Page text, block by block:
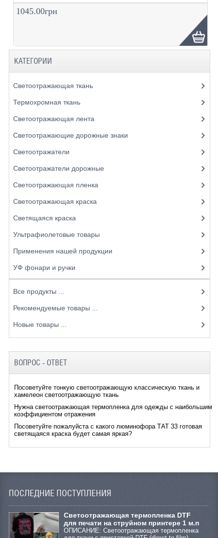
1045.00грн
КАТЕГОРИИ
Светоотражающая ткань
Термохромная ткань
Светоотражающая лента
Светоотражающие дорожные знаки
Светоотражатели
Светоотражатели дорожные
Светоотражающая пленка
Светоотражающая краска
Светящаяся краска
Ультрафиолетовые товары
Применения нашей продукции
УФ фонари и ручки
Все продукты ...
Рекомендуемые товары ...
Новые товары ...
ВОПРОС - ОТВЕТ
Посоветуйте тонкую светоотражающую классическую ткань и
хамелеон светоотражающую ткань
Нужна светоотражающая термопленка для одежды с наибольшим
коэффициентом отражения
Посоветуйте пожалуйста с какого люминофора ТАТ 33 готовая
светящаяся краска будет самая яркая?
ПОСЛЕДНИЕ ПОСТУПЛЕНИЯ
Cветоотражающая термопленка DTF
для печати на струйном принтере 1 м.п
ОПИСАНИЕ: Светоотражающая термопленка